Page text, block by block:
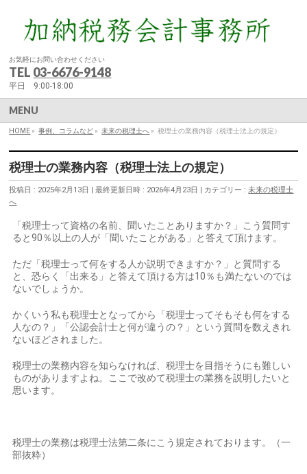
お気軽にお問い合わせください
TEL 03-6676-9148
平日 9:00-18:00
MENU
HOME » 事例、コラムなど » 未来の税理士へ » 税理士の業務内容（税理士法上の規定）
税理士の業務内容（税理士法上の規定）
投稿日 : 2025年2月13日 最終更新日時 : 2026年4月23日 カテゴリー :未来の税理士
へ
「税理士って資格の名前、聞いたことありますか？」こう質問す
ると90％以上の人が「聞いたことがある」と答えて頂けます。
ただ「税理士って何をする人か説明できますか？」と質問する
と、恐らく「出来る」と答えて頂ける方は10％も満たないのでは
ないでしょうか。
かくいう私も税理士となってから「税理士ってそもそも何をする
人なの？」「公認会計士と何が違うの？」という質問を数えきれ
ないほどされました。
税理士の業務内容を知らなければ、税理士を目指そうにも難しい
ものがありますよね。ここで改めて税理士の業務を説明したいと
思います。
税理士の業務は税理士法第二条にこう規定されております。（一
部抜粋）